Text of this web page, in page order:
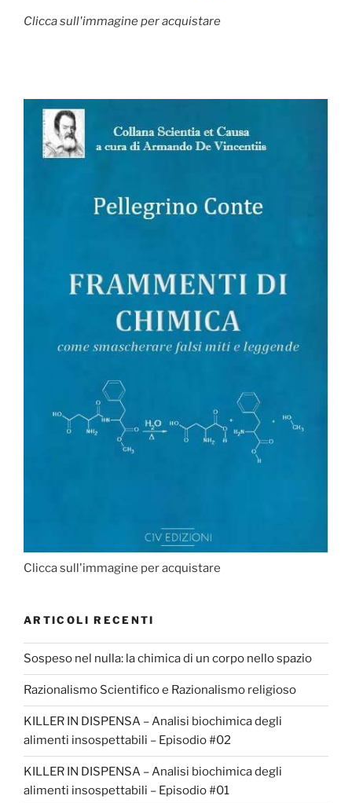
Clicca sull'immagine per acquistare
Clicca sull'immagine per acquistare
ARTICOLI RECENTI
Sospeso nel nulla: la chimica di un corpo nello spazio
Razionalismo Scientifico e Razionalismo religioso
KILLER IN DISPENSA – Analisi biochimica degli
alimenti insospettabili – Episodio #02
KILLER IN DISPENSA – Analisi biochimica degli
alimenti insospettabili – Episodio #01